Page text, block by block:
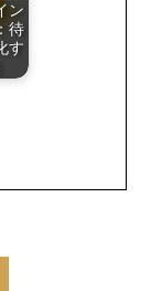
ン
待
す